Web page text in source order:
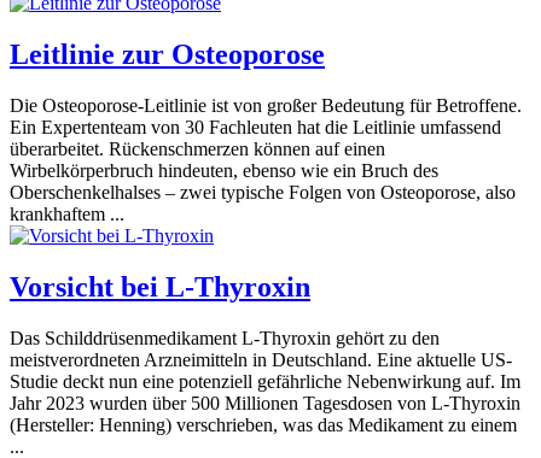
Leitlinie zur Osteoporose
Die Osteoporose-Leitlinie ist von großer Bedeutung für Betroffene.
Ein Expertenteam von 30 Fachleuten hat die Leitlinie umfassend
überarbeitet. Rückenschmerzen können auf einen
Wirbelkörperbruch hindeuten, ebenso wie ein Bruch des
Oberschenkelhalses – zwei typische Folgen von Osteoporose, also
krankhaftem ...
Vorsicht bei L-Thyroxin
Das Schilddrüsenmedikament L-Thyroxin gehört zu den
meistverordneten Arzneimitteln in Deutschland. Eine aktuelle US-
Studie deckt nun eine potenziell gefährliche Nebenwirkung auf. Im
Jahr 2023 wurden über 500 Millionen Tagesdosen von L-Thyroxin
(Hersteller: Henning) verschrieben, was das Medikament zu einem
...